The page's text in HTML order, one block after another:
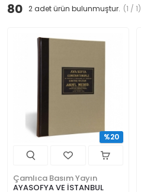
80 2 adet ürün bulunmuştur. (1 / 1)
Çamlıca Basım Yayın
AYASOFYA VE İSTANBUL
%20